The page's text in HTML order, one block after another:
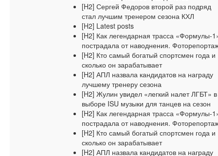
[H2] Сергей Федоров второй раз подряд
стал лучшим тренером сезона КХЛ
[H2] Latest posts
[H2] Как легендарная трасса «Формулы-
пострадала от наводнения.
[H2] Кто самый богатый спортсмен года и
сколько он зарабатывает
[H2] АПЛ назвала кандидатов на награду
лучшему тренеру сезона
[H2] Жулин увидел «легкий налет ЛГБТ» в
выборе ISU музыки для танцев на сезон
[H2] Как легендарная трасса «Формулы-
пострадала от наводнения.
[H2] Кто самый богатый спортсмен года и
сколько он зарабатывает
[H2] АПЛ назвала кандидатов на награду